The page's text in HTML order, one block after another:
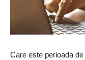
Care este perioada de